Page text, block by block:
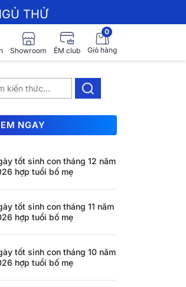
THỬ
Showroom ÊM club
0
Giỏ hàng
NGAY
tốt sinh con tháng 12 năm
hợp tuổi bố mẹ
tốt sinh con tháng 11 năm
hợp tuổi bố mẹ
tốt sinh con tháng 10 năm
hợp tuổi bố mẹ